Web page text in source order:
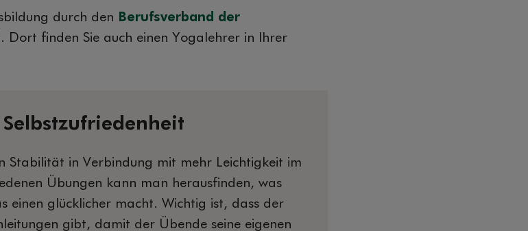
durch den Berufsverband der
Dort finden Sie auch einen Yogalehrer in Ihrer
Stabilität in Verbindung mit mehr Leichtigkeit im
Übungen kann man herausfinden, was
einen glücklicher macht. Wichtig ist, dass der
gibt, damit der Übende seine eigenen